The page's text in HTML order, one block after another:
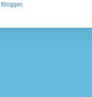
Blogger.